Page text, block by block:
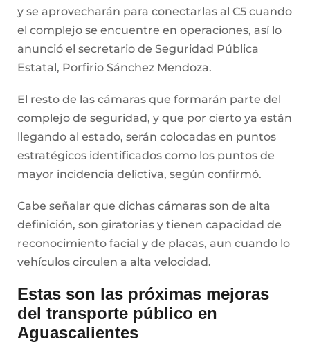
y se aprovecharán para conectarlas al C5 cuando
el complejo se encuentre en operaciones, así lo
anunció el secretario de Seguridad Pública
Estatal, Porfirio Sánchez Mendoza.
El resto de las cámaras que formarán parte del
complejo de seguridad, y que por cierto ya están
llegando al estado, serán colocadas en puntos
estratégicos identificados como los puntos de
mayor incidencia delictiva, según confirmó.
Cabe señalar que dichas cámaras son de alta
definición, son giratorias y tienen capacidad de
reconocimiento facial y de placas, aun cuando lo
vehículos circulen a alta velocidad.
Estas son las próximas mejoras
del transporte público en
Aguascalientes